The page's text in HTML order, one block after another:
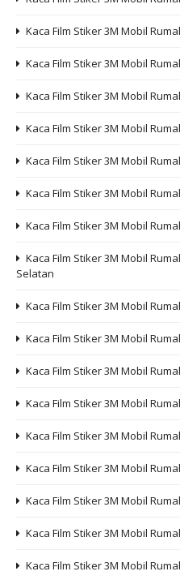
Kaca Film Stiker 3M Mobil
Kaca Film Stiker 3M Mobil
Kaca Film Stiker 3M Mobil
Kaca Film Stiker 3M Mobil
Kaca Film Stiker 3M Mobil
Kaca Film Stiker 3M Mobil
Kaca Film Stiker 3M Mobil
Kaca Film Stiker 3M Mobil
Selatan
Kaca Film Stiker 3M Mobil
Kaca Film Stiker 3M Mobil
Kaca Film Stiker 3M Mobil
Kaca Film Stiker 3M Mobil
Kaca Film Stiker 3M Mobil
Kaca Film Stiker 3M Mobil
Kaca Film Stiker 3M Mobil
Kaca Film Stiker 3M Mobil
Kaca Film Stiker 3M Mobil